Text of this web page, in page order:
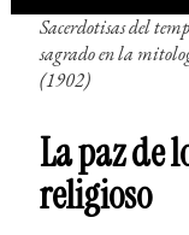
Sacerdotisas del
sagrado en la
(1902)
La paz de
religioso